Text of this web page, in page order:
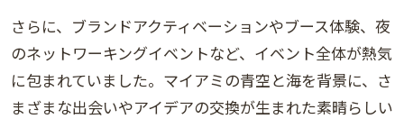
さらに、ブランドアクティベーションやブース体験、夜
のネットワーキングイベントなど、イベント全体が熱気
に包まれていました。マイアミの青空と海を背景に、さ
まざまな出会いやアイデアの交換が生まれた素晴らしい